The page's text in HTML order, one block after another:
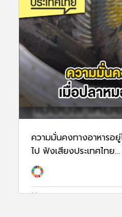
ความมั่นคงทางอาหารอ
ไป ฟังเสียงประเทศไทย...